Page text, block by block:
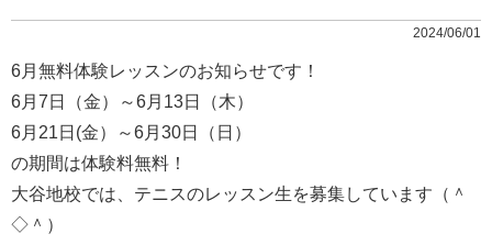
2024/06/01
6月無料体験レッスンのお知らせです！
6月7日（金）～6月13日（木）
6月21日(金）～6月30日（日）
の期間は体験料無料！
大谷地校では、テニスのレッスン生を募集しています（＾
◇＾）